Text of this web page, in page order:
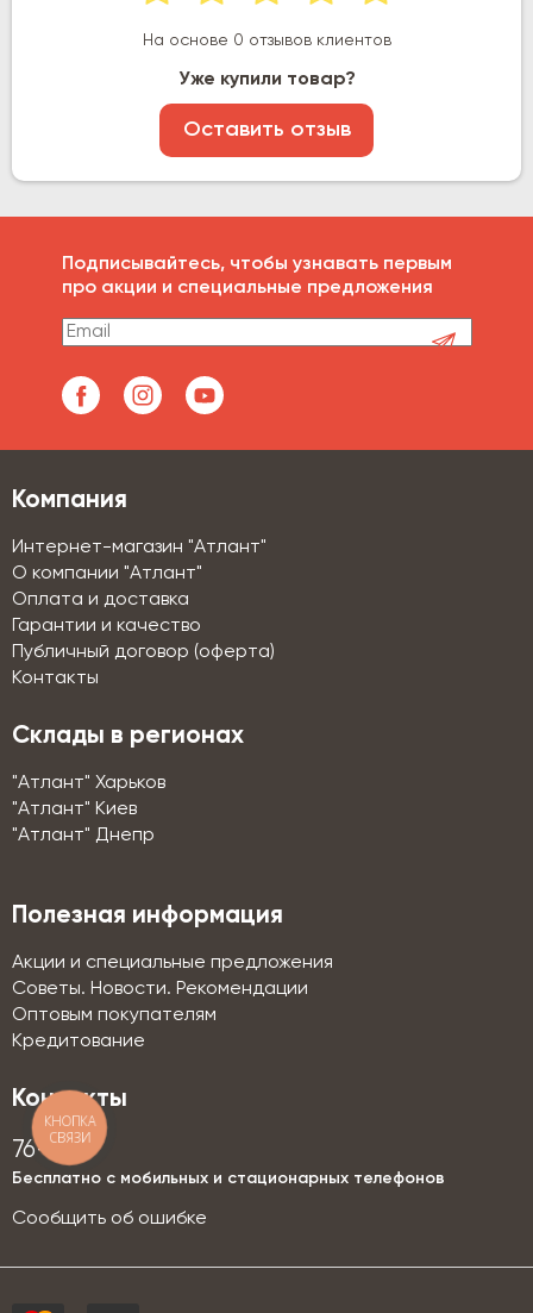
На основе 0 отзывов клиентов
Уже купили товар?
Оставить отзыв
Подписывайтесь, чтобы узнавать первым
про акции и специальные предложения
Компания
Интернет-магазин "Атлант"
О компании "Атлант"
Оплата и доставка
Гарантии и качество
Публичный договор (оферта)
Контакты
Склады в регионах
"Атлант" Харьков
"Атлант" Киев
"Атлант" Днепр
Полезная информация
Акции и специальные предложения
Советы. Новости. Рекомендации
Оптовым покупателям
Кредитование
Контакты
76-76
Бесплатно с мобильных и стационарных телефонов
Сообщить об ошибке
КНОПКА
СВЯЗИ